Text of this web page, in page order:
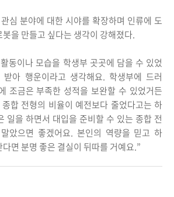
심 분야에 대한 시야를 확장하며 인류에 도
을 만들고 싶다는 생각이 강해졌다.
동이나 모습을 학생부 곳곳에 담을 수 있었
아 행운이라고 생각해요. 학생부에 드러
조금은 부족한 성적을 보완할 수 있었거든
합 전형의 비율이 예전보다 줄었다고는 하
일을 하면서 대입을 준비할 수 있는 종합 전
았으면 좋겠어요. 본인의 역량을 믿고 하
면 분명 좋은 결실이 뒤따를 거예요.”